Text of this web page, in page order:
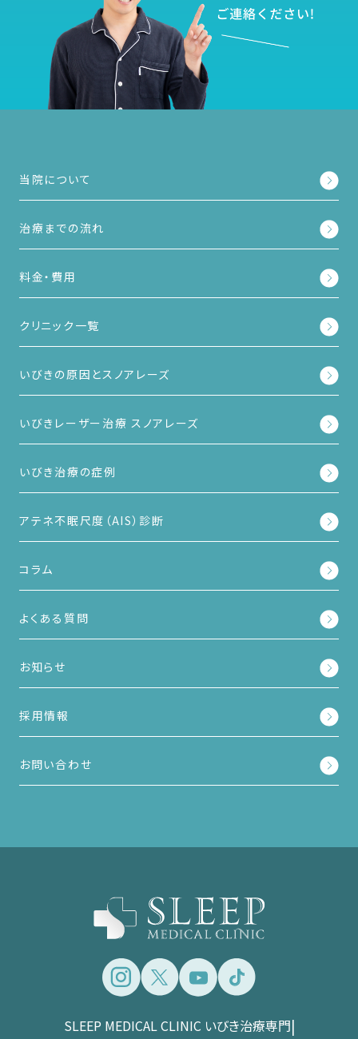
当院について
治療までの流れ
料金・費用
クリニック一覧
いびきの原因とスノアレーズ
いびきレーザー治療 スノアレーズ
いびき治療の症例
アテネ不眠尺度（AIS）診断
コラム
よくある質問
お知らせ
採用情報
お問い合わせ
SLEEP MEDICAL CLINIC いびき治療専門|